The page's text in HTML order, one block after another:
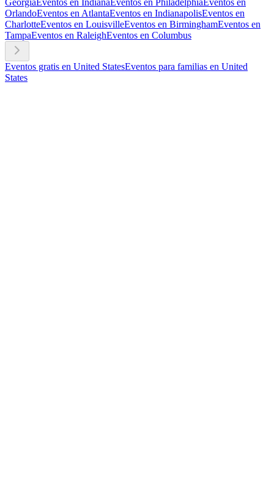
GeorgiaEventos en IndianaEventos en PhiladelphiaEventos en
OrlandoEventos en AtlantaEventos en IndianapolisEventos en
CharlotteEventos en LouisvilleEventos en BirminghamEventos en
TampaEventos en RaleighEventos en Columbus
Eventos gratis en United StatesEventos para familias en United
States